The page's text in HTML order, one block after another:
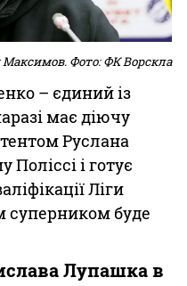
Фото: ФК Ворскла
– єдиний із
має діючу
Руслана
і готує
Ліги
суперником буде
Лупашка в